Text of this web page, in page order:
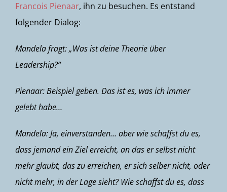
Francois Pienaar, ihn zu besuchen. Es entstand
folgender Dialog:
Mandela fragt: „Was ist deine Theorie über
Leadership?“
Pienaar: Beispiel geben. Das ist es, was ich immer
gelebt habe…
Mandela: Ja, einverstanden… aber wie schaffst du es,
dass jemand ein Ziel erreicht, an das er selbst nicht
mehr glaubt, das zu erreichen, er sich selber nicht, oder
nicht mehr, in der Lage sieht? Wie schaffst du es, dass